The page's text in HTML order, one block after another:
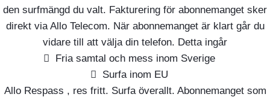
den surfmängd du valt. Fakturering för abonnemanget sker
direkt via Allo Telecom. När abonnemanget är klart går du
vidare till att välja din telefon. Detta ingår
Fria samtal och mess inom Sverige
Surfa inom EU
Allo Respass , res fritt. Surfa överallt. Abonnemanget som